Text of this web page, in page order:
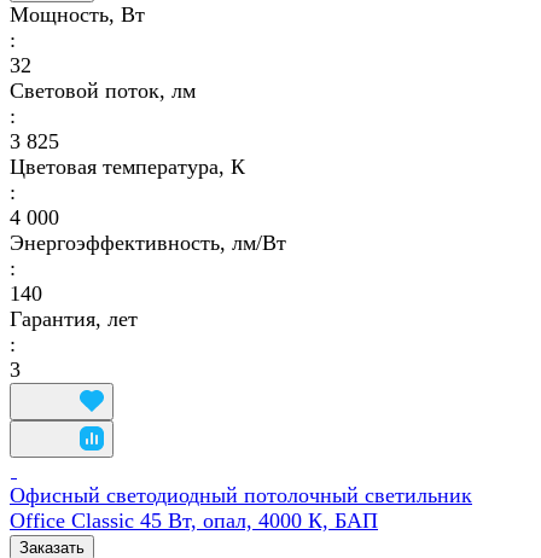
Мощность, Вт
:
32
Световой поток, лм
:
3 825
Цветовая температура, К
:
4 000
Энергоэффективность, лм/Вт
:
140
Гарантия, лет
:
3
Офисный светодиодный потолочный светильник
Office Classic 45 Вт, опал, 4000 К, БАП
Заказать